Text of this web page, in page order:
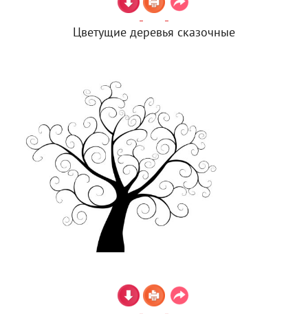
Цветущие деревья сказочные